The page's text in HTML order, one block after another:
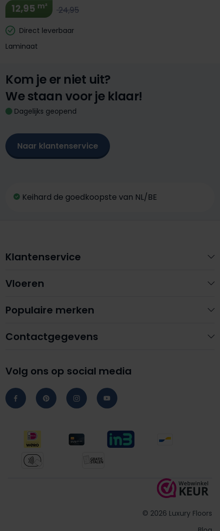
12,95 m² 24,95
Direct leverbaar
Laminaat
Kom je er niet uit?
We staan voor je klaar!
Dagelijks geopend
Naar klantenservice
Keihard de goedkoopste van NL/BE
Contactgegevens
Volg ons op social media
Klantenservice
Vloeren
Populaire merken
© 2026 Luxury Floors